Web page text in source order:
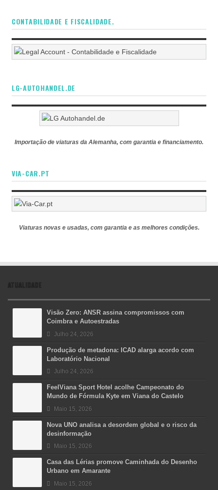
CONTABILIDADE E FISCALIDADE.
LG-AUTOHANDEL.DE
Importação de viaturas da Alemanha, com garantia e financiamento.
VIA-CAR.PT
Viaturas novas e usadas, com garantia e as melhores condições.
ATUALIDADE
Visão Zero: ANSR assina compromissos com
Coimbra e Autoestradas
Julho 24, 2026
Produção de metadona: ICAD alarga acordo com
Laboratório Nacional
Julho 24, 2026
FeelViana Sport Hotel acolhe Campeonato do
Mundo de Fórmula Kyte em Viana do Castelo
Maio 15, 2026
Nova UNO analisa a desordem global e o risco da
desinformação
Maio 15, 2026
Casa das Lérias promove Caminhada do Desenho
Urbano em Amarante
Maio 15, 2026